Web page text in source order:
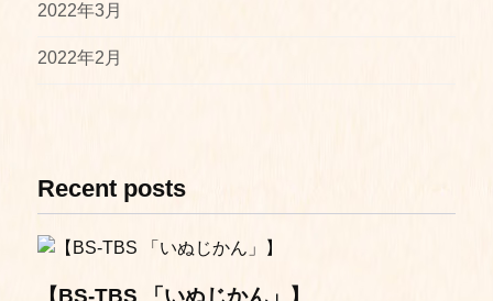
2022年3月
2022年2月
Recent posts